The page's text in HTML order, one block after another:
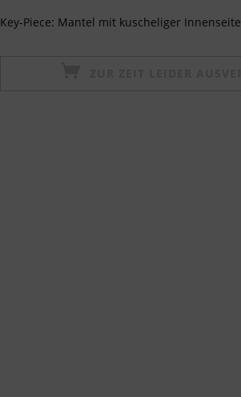
Key-Piece: Mantel mit kuscheliger Innenseite